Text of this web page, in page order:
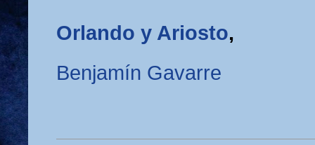
Orlando y Ariosto,
Benjamín Gavarre